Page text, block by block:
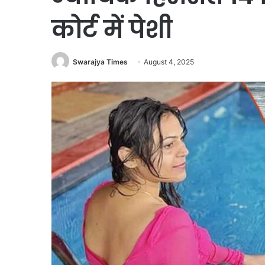
कोर्ट में पेशी
Swarajya Times August 4, 2025